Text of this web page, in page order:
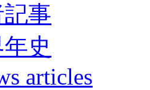
事
史
articles